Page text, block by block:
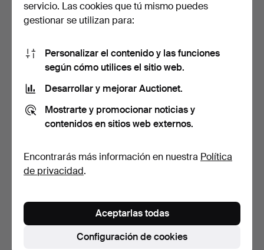
LÁMPARA DE TECHO,
JUGEND, PRINCIPIOS DEL
788 USD
Lote
CHRISTOPHE MATHIEU.
LÁMPARA DE TECHO,
"DIS…
5 días
316 USD
También puedes buscar ennuestro archivo de
subastas concluidas.
servicio. Las cookies que tú mismo puedes
gestionar se utilizan para:
Personalizar el contenido y las funciones
según cómo utilices el sitio web.
Desarrollar y mejorar Auctionet.
Mostrarte y promocionar noticias y
contenidos en sitios web externos.
Encontrarás más información en nuestra Política
de privacidad.
Configuración de cookies
Aceptarlas todas